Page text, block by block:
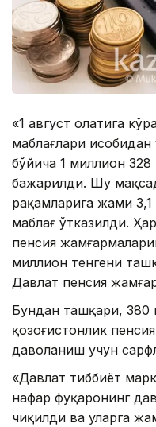
«1 август ҳолатига
маблағлари
бўйича 1 миллион
бажарилди. Шу
рақамларига жами
маблағ ўтказилди.
пенсия
миллион тенгени
Давлат пенсия
Бундан ташқари, 380
қозоғистонлик
даволаниш учун
«Давлат тиббиёт
нафар фуқаронинг
чиқилди ва уларга